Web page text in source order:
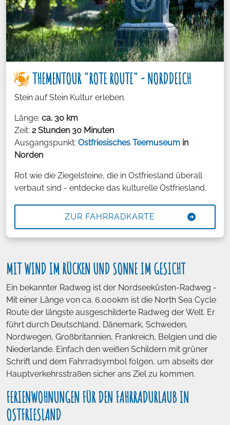
THEMENTOUR "ROTE ROUTE" - NORDDEICH
Stein auf Stein Kultur erleben.
Länge: ca. 30 km
Zeit: 2 Stunden 30 Minuten
Ausgangspunkt: Ostfriesisches Teemuseum in
Norden
Rot wie die Ziegelsteine, die in Ostfriesland überall
verbaut sind - entdecke das kulturelle Ostfriesland.
ZUR FAHRRADKARTE
MIT WIND IM RÜCKEN UND SONNE IM GESICHT
Ein bekannter Radweg ist der Nordseeküsten-Radweg -
Mit einer Länge von ca. 6.000km ist die North Sea Cycle
Route der längste ausgeschilderte Radweg der Welt. Er
führt durch Deutschland, Dänemark, Schweden,
Nordwegen, Großbritannien, Frankreich, Belgien und die
Niederlande. Einfach den weißen Schildern mit grüner
Schrift und dem Fahrradsymbol folgen, um abseits der
Hauptverkehrsstraßen sicher ans Ziel zu kommen.
FERIENWOHNUNGEN FÜR DEN FAHRRADURLAUB IN
OSTFRIESLAND